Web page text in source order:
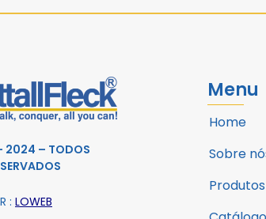
2024 – TODOS
: LOWEB
Menu
Home
Sobre
Produtos